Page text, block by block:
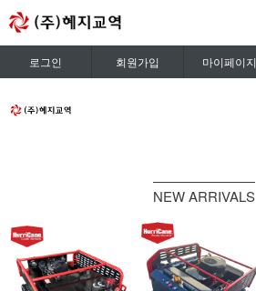
로그인 회원가입 마이페이지
NEW ARRIVALS